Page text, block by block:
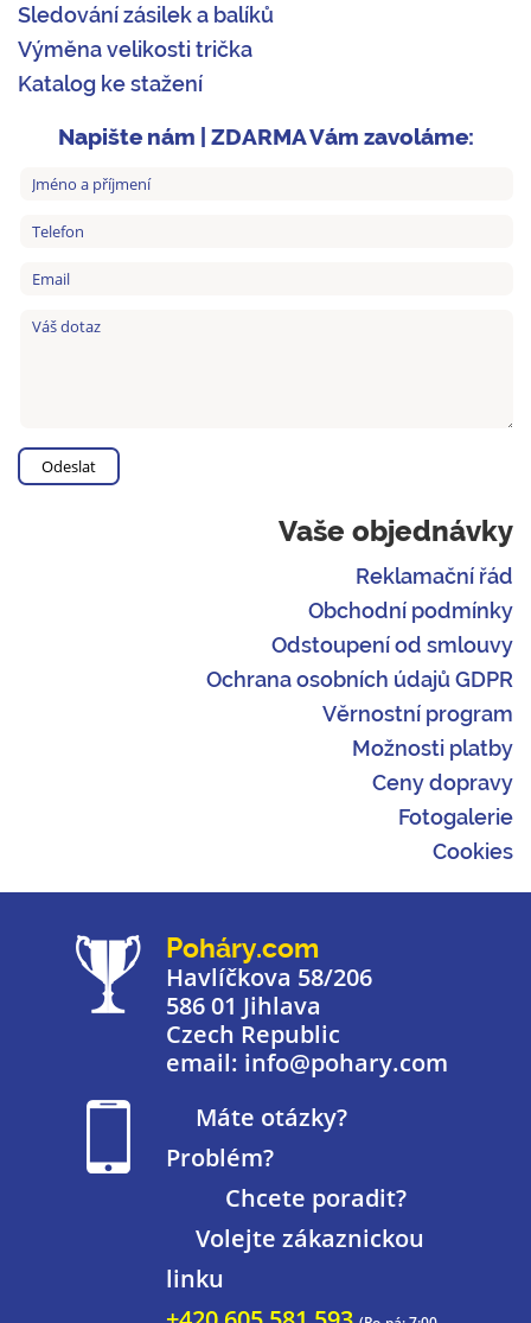
Sledování zásilek a balíků
Výměna velikosti trička
Katalog ke stažení
Napište nám | ZDARMA Vám zavoláme:
Vaše objednávky
Reklamační řád
Obchodní podmínky
Odstoupení od smlouvy
Ochrana osobních údajů GDPR
Věrnostní program
Možnosti platby
Ceny dopravy
Fotogalerie
Cookies
Poháry.com
Havlíčkova 58/206
586 01 Jihlava
Czech Republic
email: info@pohary.com
Máte otázky?
Problém?
Chcete poradit?
Volejte zákaznickou
linku